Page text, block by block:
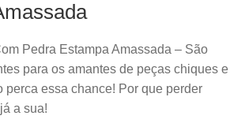
Pedra Estampa Amassada – São
para os amantes de peças chiques e
perca essa chance! Por que perder
a sua!